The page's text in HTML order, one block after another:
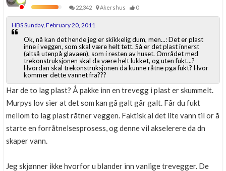
22,342
Akershus 0
HBS Sunday, February 20, 2011
Ok, nå kan det hende jeg er skikkelig dum, men...: Det er plast
inne i veggen, som skal være helt tett. Så er det plast innerst
(altså utenpå glavaen), som i resten av huset. Området med
trekonstruksjonen skal da være helt lukket, og uten fukt...?
Hvordan skal trekonstruksjonen da kunne råtne pga fukt? Hvor
kommer dette vannet fra???
Har de to lag plast? Å pakke inn en trevegg i plast er skummelt.
Murpys lov sier at det som kan gå galt går galt. Får du fukt
mellom to lag plast råtner veggen. Faktisk al det lite vann til or å
starte en forråtnelsesprosess, og denne vil akselerere da dn
skaper vann.
Jeg skjønner ikke hvorfor u blander inn vanlige trevegger. De